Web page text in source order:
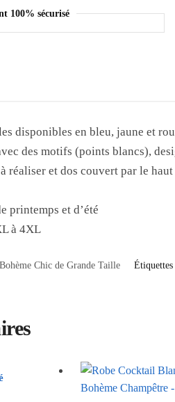
100% sécurisé
disponibles en bleu, jaune et
des motifs (points blancs),
réaliser et dos couvert par le haut
printemps et d’été
à 4XL
Chic de Grande Taille Étiquettes